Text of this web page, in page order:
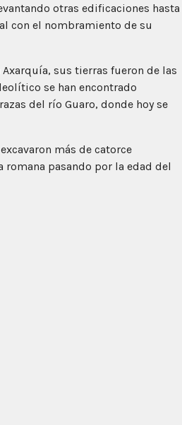
otras edificaciones hasta
con el nombramiento de su
sus tierras fueron de las
se han encontrado
del río Guaro, donde hoy se
más de catorce
pasando por la edad del